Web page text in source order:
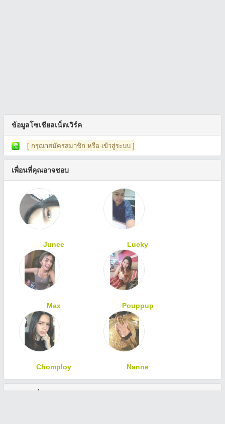
ข้อมูลโซเชียลเน็ตเวิร์ค
[ กรุณาสมัครสมาชิก หรือ เข้าสู่ระบบ ]
เพื่อนที่คุณอาจชอบ
Junee Lucky
Max Pouppup
Chomploy Nanne